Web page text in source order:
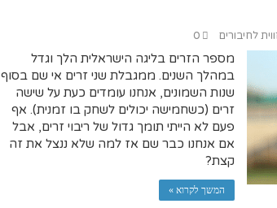
לחיבורים 0
מספר הזרים בליגה הישראלית הלך וגדל
במהלך השנים. ממגבלת שני זרים אי שם בסוף
שנות השמונים, אנחנו עומדים כעת על שישה
זרים (כשחמישה יכולים לשחק בו זמנית). אף
פעם לא הייתי תומך גדול של ריבוי זרים, אבל
אם אנחנו כבר שם אז למה שלא ננצל את זה
קצת?
המשך לקרוא »